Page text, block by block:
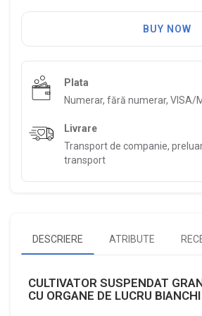
BUY NOW
Plata
Numerar, fără numerar, VISA/
Livrare
Transport de companie,
transport
DESCRIERE ATRIBUTE
CULTIVATOR SUSPENDAT
CU ORGANE DE LUCRU